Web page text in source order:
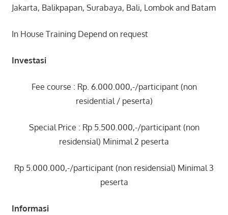
Jakarta, Balikpapan, Surabaya, Bali, Lombok and Batam
In House Training Depend on request
Investasi
Fee course : Rp. 6.000.000,-/participant (non
residential / peserta)
Special Price : Rp 5.500.000,-/participant (non
residensial) Minimal 2 peserta
Rp 5.000.000,-/participant (non residensial) Minimal 3
peserta
Informasi